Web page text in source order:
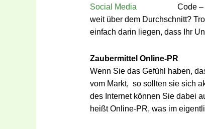
Code
weit über dem Durchschnitt?
einfach darin liegen, dass Ihr
Zaubermittel Online-PR
Wenn Sie das Gefühl haben,
vom Markt, so sollten sie sich
des Internet können Sie dabei
heißt Online-PR, was im